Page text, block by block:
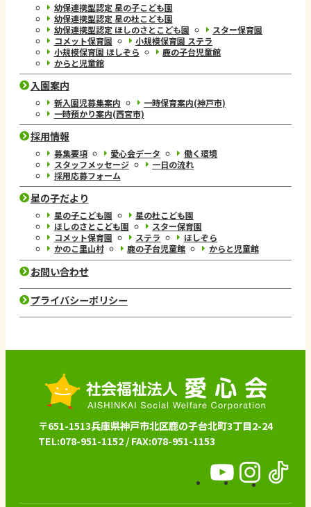
幼保連携型認定 星の子こども園
幼保連携型認定 星の杜こども園
幼保連携型認定 ほしのさとこども園
スター保育園
コメット保育園
小規模保育園 ステラ
小規模保育園 ほしぞら
鹿の子台児童館
からと児童館
入園案内
新入園児募集案内
一時保育案内(神戸市)
一時預かり案内(西宮市)
採用情報
募集要項 愛心会データ
働く環境
スタッフメッセージ
一日の流れ
採用応募フォーム
星の子だより
星の子こども園
星の杜こども園
ほしのさとこども園
スター保育園
コメット保育園
ステラ
ほしぞら
かのこ里山村
鹿の子台児童館 からと児童館
お問い合わせ
プライバシーポリシー
〒651-1513兵庫県神戸市北区鹿の子台北町3丁目2-24
TEL:078-951-1152 / FAX:078-951-1153
愛
愛
愛